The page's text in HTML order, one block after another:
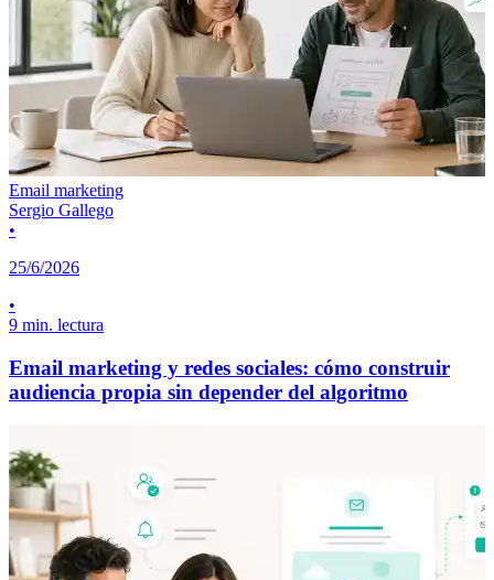
Email marketing
Sergio Gallego
•
25/6/2026
•
9 min. lectura
Email marketing y redes sociales: cómo construir
audiencia propia sin depender del algoritmo